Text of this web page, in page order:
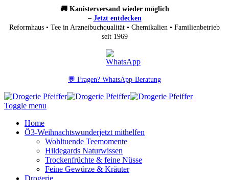
🚚 Kanisterversand wieder möglich
– Jetzt entdecken
Reformhaus • Tee in Arzneibuchqualität • Chemikalien • Familienbetrieb
seit 1969
💬 Fragen? WhatsApp-Beratung
Toggle menu
Home
Ö3-Weihnachtswunderjetzt mithelfen
Wohltuende Teemomente
Hildegards Naturwissen
Trockenfrüchte & feine Nüsse
Feine Gewürze & Kräuter
Drogerie